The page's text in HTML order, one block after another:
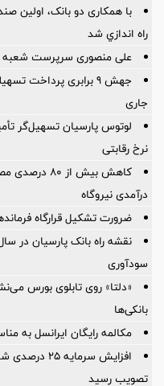
با همکاری دو بانک، اولین
راه اندازي شد
علی منصوری سرپرست شعبه
جهش 9 برابری
جاری
لوتوس پارسیان تسهیل‌گر
نرخ رقابتی
کاهش بیش
درآمدی نیروگاه
ضرورت تشكیل قرارگاه
سودآوری
«دلتا» روی تابلوی بورس
بانکی‌ها
مکالمه رایگان ایرانسل به
افزایش
تصویب رسید